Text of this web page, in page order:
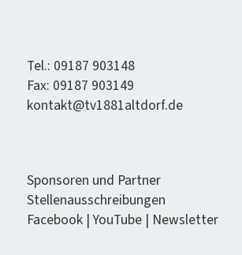
Tel.: 09187 903148
Fax: 09187 903149
kontakt@tv1881altdorf.de
Spon­soren und Partner
Stel­lenauss­chrei­bun­gen
Face­book|YouTube| Newslet­ter